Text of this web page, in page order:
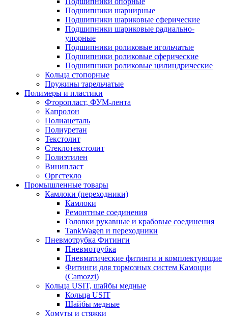
Подшипники шарнирные
Подшипники шариковые сферические
Подшипники шариковые радиально-
упорные
Подшипники роликовые игольчатые
Подшипники роликовые сферические
Подшипники роликовые цилиндрические
Кольца стопорные
Пружины тарельчатые
Полимеры и пластики
Фторопласт, ФУМ-лента
Капролон
Полиацеталь
Полиуретан
Текстолит
Стеклотекстолит
Полиэтилен
Винипласт
Оргстекло
Промышленные товары
Камлоки (переходники)
Камлоки
Ремонтные соединения
Головки рукавные и крабовые соединения
TankWagen и переходники
Пневмотрубка Фитинги
Пневмотрубка
Пневматические фитинги и комплектующие
Фитинги для тормозных систем Камоцци
(Camozzi)
Кольца USIT, шайбы медные
Кольца USIT
Шайбы медные
Хомуты и стяжки